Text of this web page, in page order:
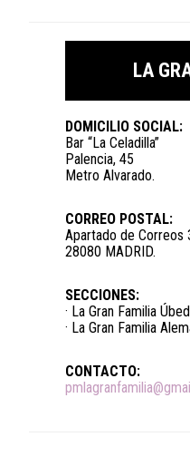
LA
DOMICILIO SOCIAL:
Bar “La Celadilla”
Palencia, 45
Metro Alvarado.
CORREO POSTAL:
Apartado de Correos
28080 MADRID.
SECCIONES:
· La Gran Familia
· La Gran Familia
CONTACTO: